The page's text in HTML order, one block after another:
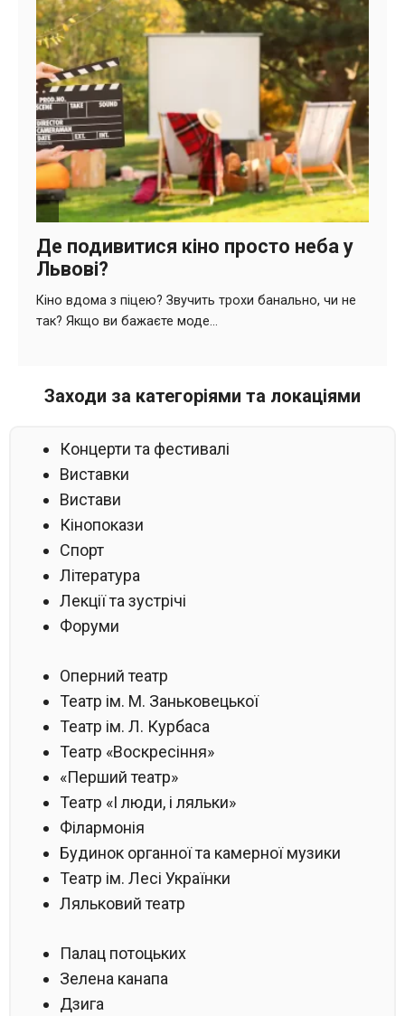
Заходи за категоріями та локаціями
Концерти та фестивалі
Виставки
Вистави
Кінопокази
Спорт
Література
Лекції та зустрічі
Форуми
Оперний театр
Театр ім. М. Заньковецької
Театр ім. Л. Курбаса
Театр «Воскресіння»
«Перший театр»
Театр «І люди, і ляльки»
Філармонія
Будинок органної та камерної музики
Театр ім. Лесі Українки
Ляльковий театр
Палац потоцьких
Зелена канапа
Дзига